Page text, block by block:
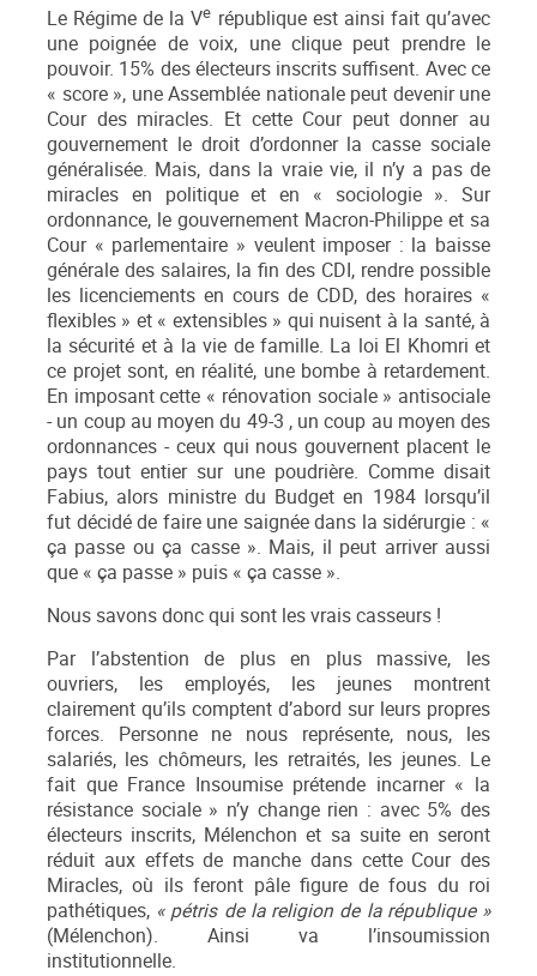
Le Régime de la Ve république est ainsi fait qu’avec
une poignée de voix, une clique peut prendre le
pouvoir. 15% des électeurs inscrits suffisent. Avec ce
« score », une Assemblée nationale peut devenir une
Cour des miracles. Et cette Cour peut donner au
gouvernement le droit d’ordonner la casse sociale
généralisée. Mais, dans la vraie vie, il n’y a pas de
miracles en politique et en « sociologie ». Sur
ordonnance, le gouvernement Macron-Philippe et sa
Cour « parlementaire » veulent imposer : la baisse
générale des salaires, la fin des CDI, rendre possible
les licenciements en cours de CDD, des horaires «
flexibles » et « extensibles » qui nuisent à la santé, à
la sécurité et à la vie de famille. La loi El Khomri et
ce projet sont, en réalité, une bombe à retardement.
En imposant cette « rénovation sociale » antisociale
- un coup au moyen du 49-3 , un coup au moyen des
ordonnances - ceux qui nous gouvernent placent le
pays tout entier sur une poudrière. Comme disait
Fabius, alors ministre du Budget en 1984 lorsqu’il
fut décidé de faire une saignée dans la sidérurgie : «
ça passe ou ça casse ». Mais, il peut arriver aussi
que « ça passe » puis « ça casse ».
Nous savons donc qui sont les vrais casseurs !
Par l’abstention de plus en plus massive, les
ouvriers, les employés, les jeunes montrent
clairement qu’ils comptent d’abord sur leurs propres
forces. Personne ne nous représente, nous, les
salariés, les chômeurs, les retraités, les jeunes. Le
fait que France Insoumise prétende incarner « la
résistance sociale » n’y change rien : avec 5% des
électeurs inscrits, Mélenchon et sa suite en seront
réduit aux effets de manche dans cette Cour des
Miracles, où ils feront pâle figure de fous du roi
pathétiques, « pétris de la religion de la république »
(Mélenchon). Ainsi va l’insoumission
institutionnelle.